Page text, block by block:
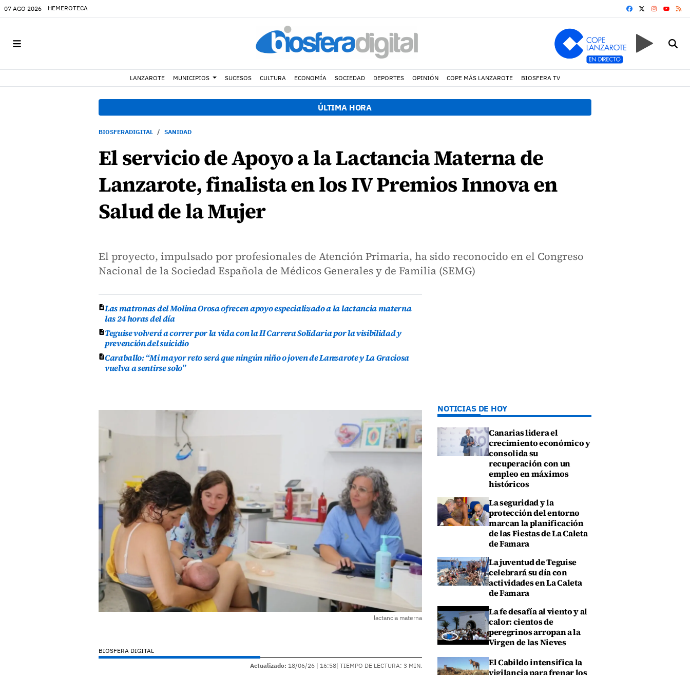
07 AGO 2026 HEMEROTECA FACEBOOK
YOUTUBE
LANZAROTE MUNICIPIOS SUCESOS CULTURA ECONOMÍA SOCIEDAD DEPORTES OPINIÓN COPE MÁS LANZAROTE BIOSFERA TV
ÚLTIMA HORA
BIOSFERADIGITAL SANIDAD
El servicio de Apoyo a la Lactancia Materna de
Lanzarote, finalista en los IV Premios Innova en
Salud de la Mujer
El proyecto, impulsado por profesionales de Atención Primaria, ha sido reconocido en el Congreso
Nacional de la Sociedad Española de Médicos Generales y de Familia (SEMG)
Las matronas del Molina Orosa ofrecen apoyo especializado a la lactancia materna
las 24 horas del día
Teguise volverá a correr por la vida con la II Carrera Solidaria por la visibilidad y
prevención del suicidio
Caraballo: “Mi mayor reto será que ningún niño o joven de Lanzarote y La Graciosa
vuelva a sentirse solo”
lactancia materna
BIOSFERA DIGITAL
Actualizado: 18/06/26 | 16:58| TIEMPO DE LECTURA: 3 MIN.
NOTICIAS DE HOY
Canarias lidera el
crecimiento económico y
consolida su
recuperación con un
empleo en máximos
históricos
La seguridad y la
protección del entorno
marcan la planificación
de las Fiestas de La Caleta
de Famara
La juventud de Teguise
celebrará su día con
actividades en La Caleta
de Famara
La fe desafía al viento y al
calor: cientos de
peregrinos arropan a la
Virgen de las Nieves
El Cabildo intensifica la
vigilancia para frenar los